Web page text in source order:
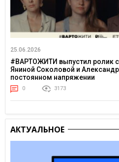
25.06.2026
#ВАРТОЖИТИ выпустил ролик
Яниной Соколовой и
постоянном напряжении
0 3173
АКТУАЛЬНОЕ